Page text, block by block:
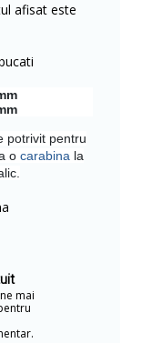
afisat este
potrivit pentru
o carabina la
mai